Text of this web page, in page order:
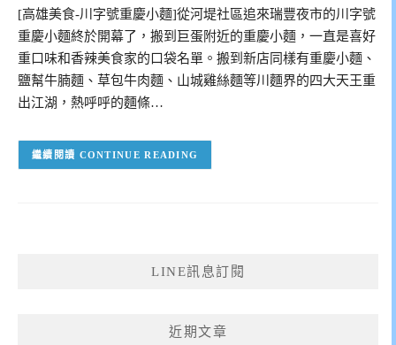
[高雄美食-川字號重慶小麵]從河堤社區追來瑞豐夜市的川字號
重慶小麵終於開幕了，搬到巨蛋附近的重慶小麵，一直是喜好
重口味和香辣美食家的口袋名單。搬到新店同樣有重慶小麵、
鹽幫牛腩麵、草包牛肉麵、山城雞絲麵等川麵界的四大天王重
出江湖，熱呼呼的麵條…
CONTINUE READING
LINE訊息訂閱
近期文章